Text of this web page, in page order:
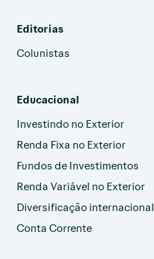
Editorias
Colunistas
Educacional
Investindo no Exterior
Renda Fixa no Exterior
Fundos de Investimentos
Renda Variável no Exterior
Diversificação internacional
Conta Corrente